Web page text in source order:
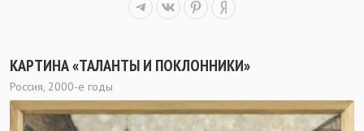
КАРТИНА «ТАЛАНТЫ И ПОКЛОННИКИ»
Россия, 2000-е годы